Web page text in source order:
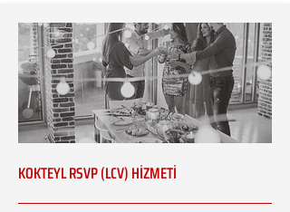
KOKTEYL RSVP (LCV) HİZMETİ